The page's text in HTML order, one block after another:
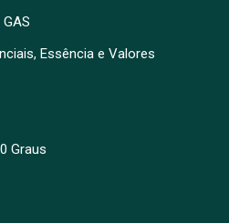
Essência e Valores
Graus